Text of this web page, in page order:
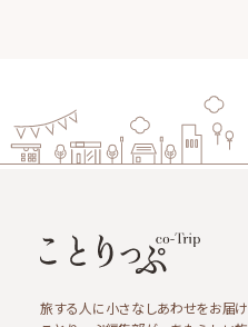
旅する人に小さなしあわせをお届け